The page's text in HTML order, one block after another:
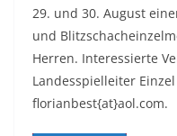
29. und 30. August
und
Herren. Interessierte
Landesspielleiter
florianbest{at}aol.com.